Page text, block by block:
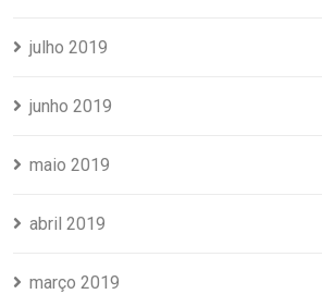
julho 2019
junho 2019
maio 2019
abril 2019
março 2019